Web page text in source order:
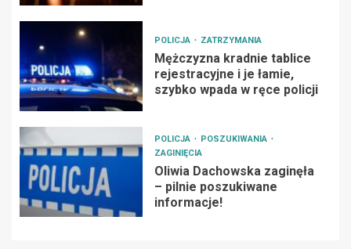
POLICJA ZATRZYMANIA
Mężczyzna kradnie tablice
rejestracyjne i je łamie,
szybko wpada w ręce policji
POLICJA
POSZUKIWANIA
ZAGINIĘCIA
Oliwia Dachowska zaginęła
– pilnie poszukiwane
informacje!